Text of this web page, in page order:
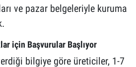
ve pazar belgeleriyle kuruma
için Başvurular Başlıyor
bilgiye göre üreticiler, 1-7